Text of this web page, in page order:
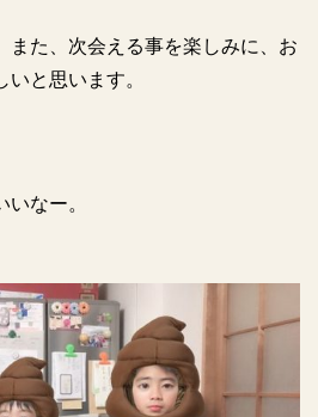
また、次会える事を楽しみに、お
と思います。
なー。